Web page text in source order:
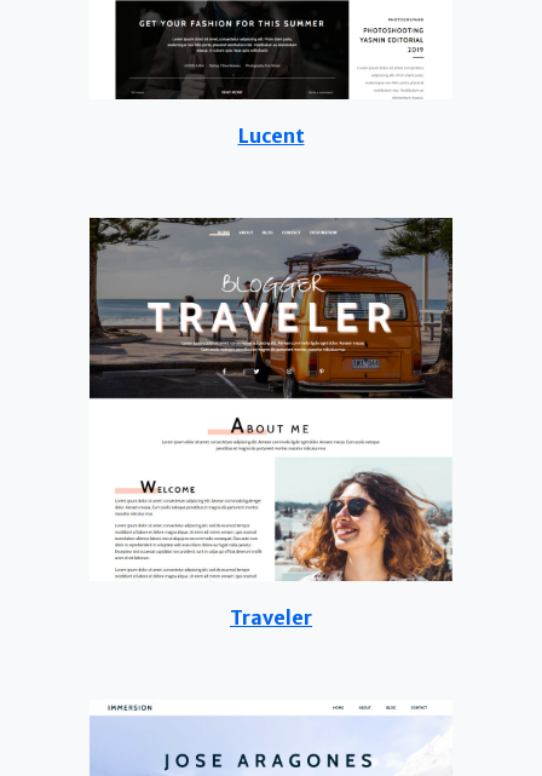
Lucent
Traveler